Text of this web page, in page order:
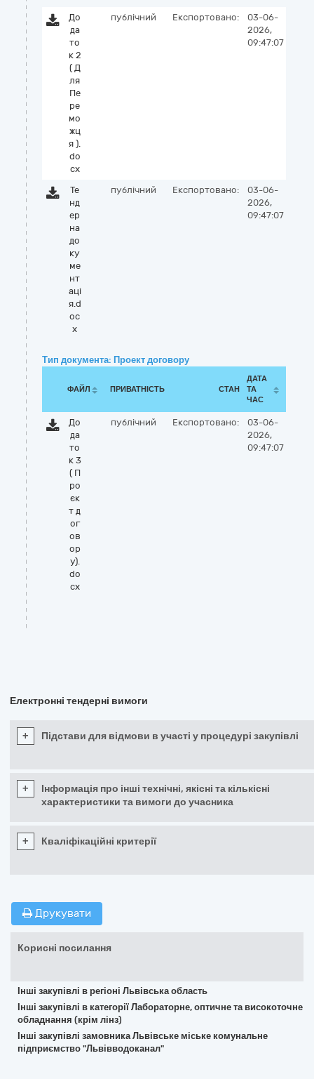
До
да
то
к 2
( Д
ля
Пе
ре
мо
жц
я ).
do
cx
публічний Експортовано:
03-06-
2026,
09:47:07
Те
нд
ер
на
до
ку
ме
нт
аці
я.d
oc
x
публічний Експортовано:
03-06-
2026,
09:47:07
Тип документа: Проект договору
ФАЙЛ ПРИВАТНІСТЬ СТАН
ДАТА
ТА
ЧАС
До
да
то
к 3
( П
ро
єк
т д
ог
ов
ор
у).
do
cx
публічний Експортовано:
03-06-
2026,
09:47:07
Електронні тендерні вимоги
+ Підстави для відмови в участі у процедурі закупівлі
+
Інформація про інші технічні, якісні та кількісні
характеристики та вимоги до учасника
+ Кваліфікаційні критерії
Друкувати
Корисні посилання
Інші закупівлі в регіоні Львівська область
Інші закупівлі в категорії Лабораторне, оптичне та високоточне
обладнання (крім лінз)
Інші закупівлі замовника Львівське міське комунальне
підприємство "Львівводоканал"